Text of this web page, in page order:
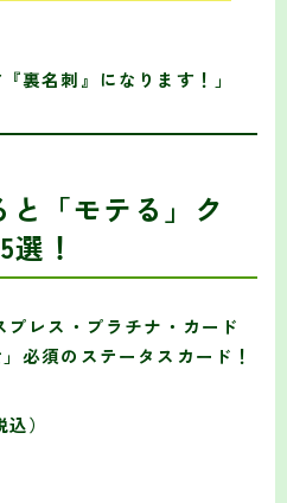
裏名刺』になります！」
「モテる」ク
！
レス・プラチナ・カード
必須のステータスカード！
）